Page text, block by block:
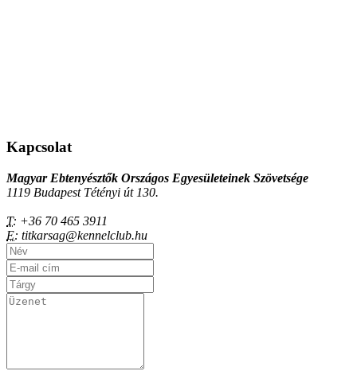
Kapcsolat
Magyar Ebtenyésztők Országos Egyesületeinek Szövetsége
1119 Budapest Tétényi út 130.
T: +36 70 465 3911
E: titkarsag@kennelclub.hu